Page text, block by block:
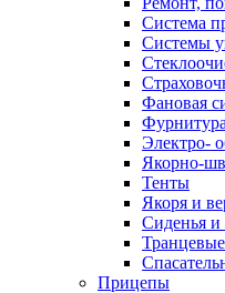
Система
Системы
Фановая
Электро-
Якорно-
Тенты
Якоря и
Сиденья и
Транцевые
Прицепы